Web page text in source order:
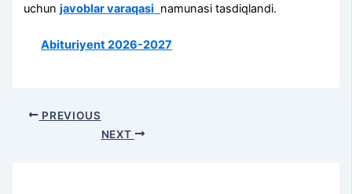
uchunjavoblar varaqasi namunasi tasdiqlandi.
Abituriyent 2026-2027
PREVIOUS
NEXT